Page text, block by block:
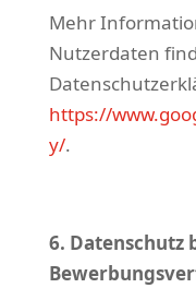
Mehr
Nutzerdaten
https://
y/.
6. Datenschutz